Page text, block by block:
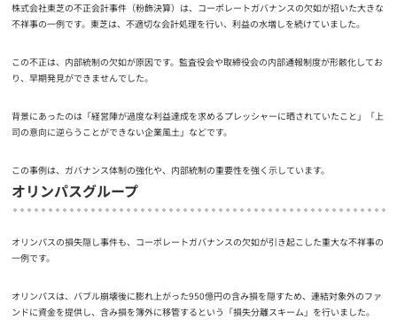
株式会社東芝の不正会計事件（粉飾決算）は、コーポレートガバナンスの欠如が招いた大きな
不祥事の一例です。東芝は、不適切な会計処理を行い、利益の水増しを続けていました。
この不正は、内部統制の欠如が原因です。監査役会や取締役会の内部通報制度が形骸化してお
り、早期発見ができませんでした。
背景にあったのは「経営陣が過度な利益達成を求めるプレッシャーに晒されていたこと」「上
司の意向に逆らうことができない企業風土」などです。
この事例は、ガバナンス体制の強化や、内部統制の重要性を強く示しています。
オリンパスグループ
オリンパスの損失隠し事件も、コーポレートガバナンスの欠如が引き起こした重大な不祥事の
一例です。
オリンパスは、バブル崩壊後に膨れ上がった950億円の含み損を隠すため、連結対象外のファ
ンドに資金を提供し、含み損を簿外に移管するという「損失分離スキーム」を行いました。